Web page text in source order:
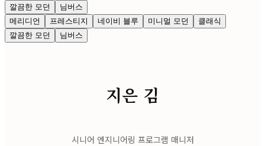
깔끔한 모던
님버스
메리디언
프레스티지 네이비 블루 미니멀 모던
클래식
깔끔한 모던
님버스
지은 김
시니어 엔지니어링 프로그램 매니저